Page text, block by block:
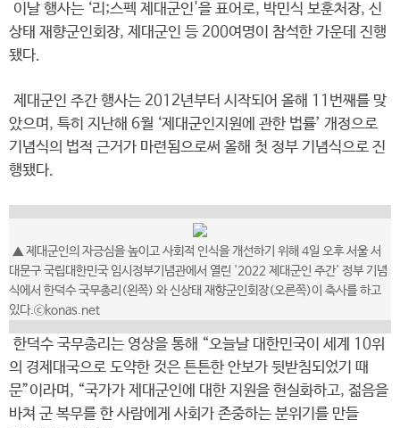
이날 행사는 ‘리;스펙 제대군인'을 표어로, 박민식 보훈처장, 신
상태 재향군인회장, 제대군인 등 200여명이 참석한 가운데 진행
됐다.
제대군인 주간 행사는 2012년부터 시작되어 올해 11번째를 맞
았으며, 특히 지난해 6월 ‘제대군인지원에 관한 법률’ 개정으로
기념식의 법적 근거가 마련됨으로써 올해 첫 정부 기념식으로 진
행됐다.
▲ 제대군인의 자긍심을 높이고 사회적 인식을 개선하기 위해 4일 오후 서울 서
대문구 국립대한민국 임시정부기념관에서 열린 '2022 제대군인 주간' 정부 기념
식에서 한덕수 국무총리(왼쪽) 와 신상태 재향군인회장(오른쪽)이 축사를 하고
있다.ⓒkonas.net
한덕수 국무총리는 영상을 통해 “오늘날 대한민국이 세계 10위
의 경제대국으로 도약한 것은 튼튼한 안보가 뒷받침되었기 때
문”이라며, “국가가 제대군인에 대한 지원을 현실화하고, 젊음을
바쳐 군 복무를 한 사람에게 사회가 존중하는 분위기를 만들